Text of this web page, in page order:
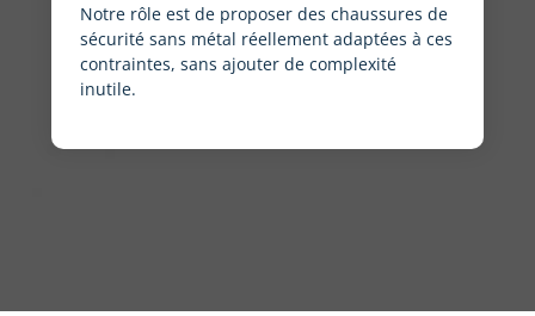
Notre rôle est de proposer des chaussures de
sécurité sans métal réellement adaptées à ces
contraintes, sans ajouter de complexité
inutile.